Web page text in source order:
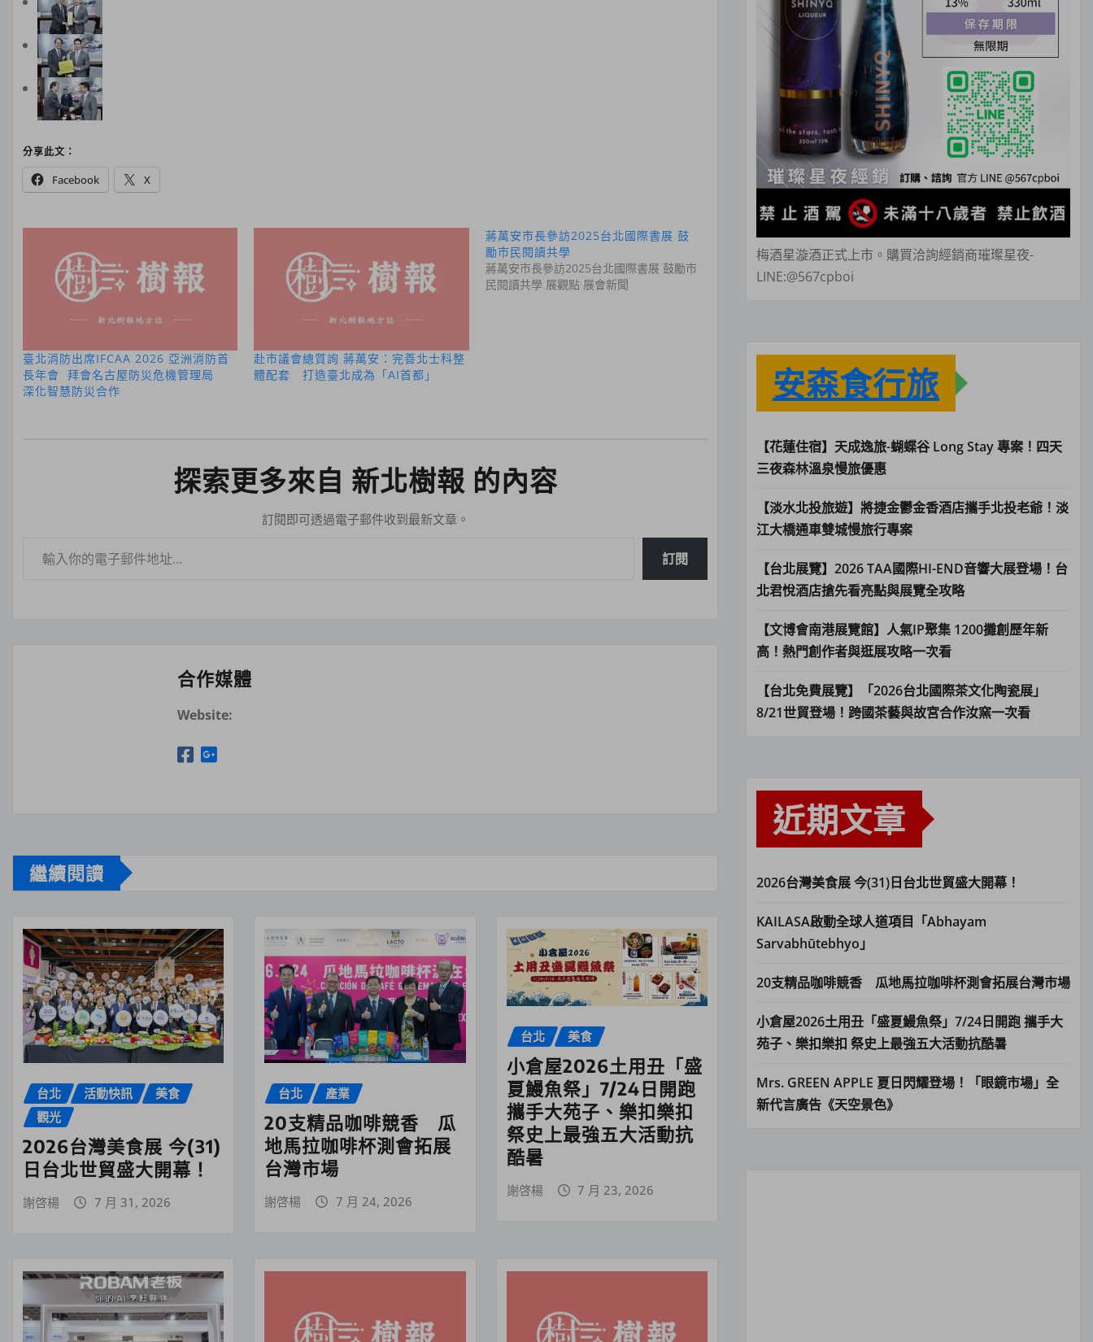
分享此文：
Facebook X
臺北消防出席IFCAA 2026 亞洲消防首
長年會 拜會名古屋防災危機管理局
深化智慧防災合作
赴市議會總質詢 蔣萬安：完善北士科整
體配套 打造臺北成為「AI首都」
蔣萬安市長參訪2025台北國際書展 鼓
勵市民閱讀共學
蔣萬安市長參訪2025台北國際書展 鼓勵市
民閱讀共學 展觀點 展會新聞
探索更多來自 新北樹報 的內容
訂閱即可透過電子郵件收到最新文章。
訂閱
合作媒體
Website:
繼續閱讀
台北 活動快訊
美食
觀光
2026台灣美食展 今(31)
日台北世貿盛大開幕！
謝啓楊 7 月 31, 2026
台北 產業
20支精品咖啡競香 瓜
地馬拉咖啡杯測會拓展
台灣市場
謝啓楊 7 月 24, 2026
台北 美食
小倉屋2026土用丑「盛
夏鰻魚祭」7/24日開跑
攜手大苑子、樂扣樂扣
祭史上最強五大活動抗
酷暑
謝啓楊 7 月 23, 2026
梅酒星漩酒正式上市。購買洽詢經銷商璀璨星夜-
LINE:@567cpboi
安森食行旅
【花蓮住宿】天成逸旅-蝴蝶谷 Long Stay 專案！四天
三夜森林溫泉慢旅優惠
【淡水北投旅遊】將捷金鬱金香酒店攜手北投老爺！淡
江大橋通車雙城慢旅行專案
【台北展覽】2026 TAA國際HI-END音響大展登場！台
北君悅酒店搶先看亮點與展覽全攻略
【文博會南港展覽館】人氣IP聚集 1200攤創歷年新
高！熱門創作者與逛展攻略一次看
【台北免費展覽】「2026台北國際茶文化陶瓷展」
8/21世貿登場！跨國茶藝與故宮合作汝窯一次看
近期文章
2026台灣美食展 今(31)日台北世貿盛大開幕！
KAILASA啟動全球人道項目「Abhayam
Sarvabhūtebhyo」
20支精品咖啡競香 瓜地馬拉咖啡杯測會拓展台灣市場
小倉屋2026土用丑「盛夏鰻魚祭」7/24日開跑 攜手大
苑子、樂扣樂扣 祭史上最強五大活動抗酷暑
Mrs. GREEN APPLE 夏日閃耀登場！「眼鏡市場」全
新代言廣告《天空景色》